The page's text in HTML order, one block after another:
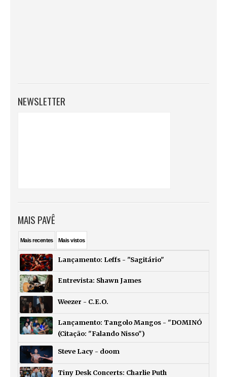
NEWSLETTER
MAIS PAVÊ
Maisrecentes Maisvistos
Lançamento: Leffs - "Sagitário"
Entrevista: Shawn James
Weezer - C.E.O.
Lançamento: Tangolo Mangos - "DOMINÓ
(Citação: "Falando Nisso")
Steve Lacy - doom
Tiny Desk Concerts: Charlie Puth